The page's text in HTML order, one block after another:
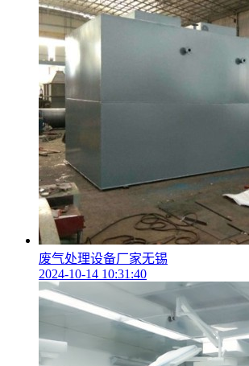
废气处理设备厂家无锡
2024-10-14 10:31:40